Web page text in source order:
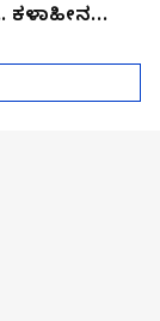
ಕಳಾಹೀನ